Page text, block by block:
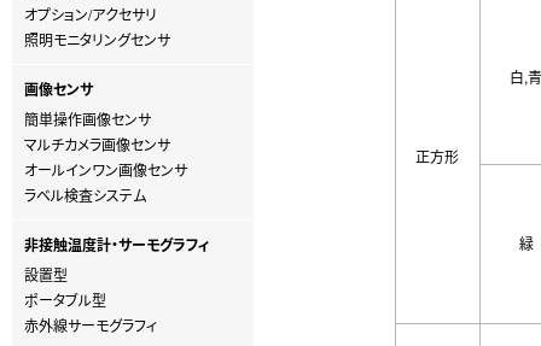
オプション/アクセサリ
照明モニタリングセンサ
画像センサ
簡単操作画像センサ
マルチカメラ画像センサ
オールインワン画像センサ
ラベル検査システム
非接触温度計・サーモグラフィ
設置型
ポータブル型
赤外線サーモグラフィ
正方形
白,青
緑